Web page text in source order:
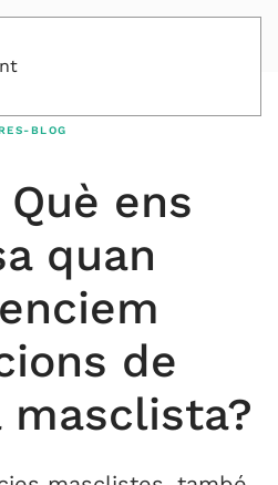
BLOG
ens
quan
de
masclista?